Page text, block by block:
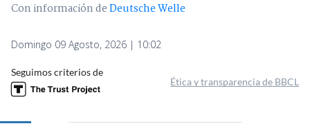
Con información deDeutsche Welle
Domingo 09 Agosto, 2026 | 10:02
Seguimos criterios de
Ética y transparencia de BBCL